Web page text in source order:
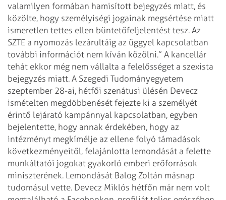
valamilyen formában hamisított bejegyzés miatt, és
közölte, hogy személyiségi jogainak megsértése miatt
ismeretlen tettes ellen büntetőfeljelentést tesz. Az
SZTE a nyomozás lezárultáig az üggyel kapcsolatban
további információt nem kíván közölni.” A kancellár
tehát ekkor még nem vállalta a felelősséget a szexista
bejegyzés miatt. A Szegedi Tudományegyetem
szeptember 28-ai, hétfői szenátusi ülésén Devecz
ismételten megdöbbenését fejezte ki a személyét
érintő lejárató kampánnyal kapcsolatban, egyben
bejelentette, hogy annak érdekében, hogy az
intézményt megkímélje az ellene folyó támadások
következményeitől, felajánlotta lemondását a felette
munkáltatói jogokat gyakorló emberi erőforrások
miniszterének. Lemondását Balog Zoltán másnap
tudomásul vette. Devecz Miklós hétfőn már nem volt